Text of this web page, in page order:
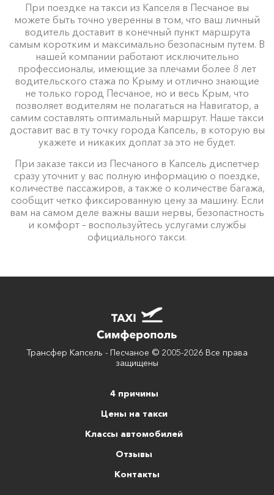
При поездке на такси из Капселя в Песчаное вы
можете быть точно уверенны в том, что ваш личный
водитель доставит в конечный пункт маршрута
самым коротким и максимально безопасным путем. В
нашей компании работают исключительно
профессионалы, имеющие за плечами более 8 лет
водительского стажа по Крыму и отлично знающие
не только город Песчаное, но и весь Крым, что
позволяет водителям не полагаться на Навигатор, а
самим составлять оптимальный маршрут. Наше такси
доставит вас в ту точку города Капсель, в которую вы
укажете и никаких доплат за это не будет.
При заказе такси из Песчаного в Капсель диспетчер
сразу уточнит у вас полную информацию о поездке,
количестве пассажиров, а также о количестве багажа,
сообщит четко фиксированную цену за машину. Если
вам на самом деле важны ваши нервы, безопастность
и комфорт – воспользуйтесь услугами службы
официального такси.
Трансфер Капсель - Песчаное © 2005-2026 Все права
защищены
4 причины
Цены на такси
Классы автомобилей
Отзывы
Контакты